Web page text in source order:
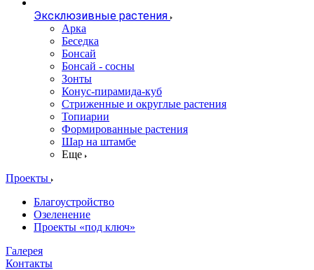
Эксклюзивные растения
Арка
Беседка
Бонсай
Бонсай - сосны
Зонты
Конус-пирамида-куб
Стриженные и округлые растения
Топиарии
Формированные растения
Шар на штамбе
Еще
Проекты
Благоустройство
Озеленение
Проекты «под ключ»
Галерея
Контакты